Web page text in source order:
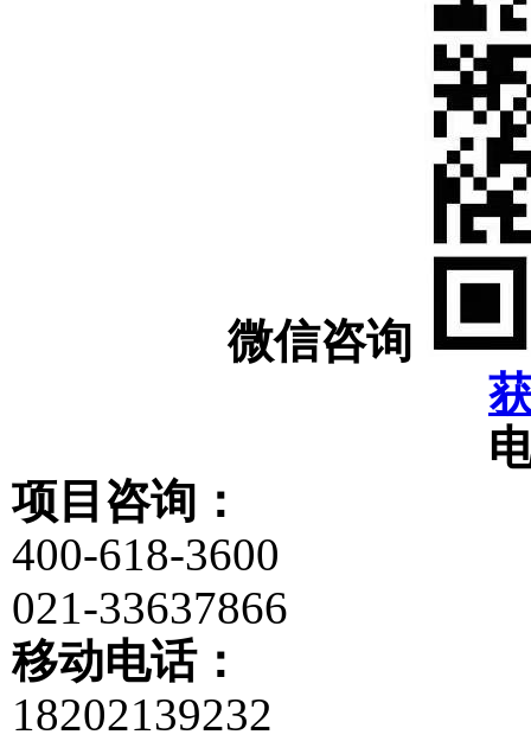
微信咨询
项目咨询：
400-618-3600
021-33637866
移动电话：
18202139232